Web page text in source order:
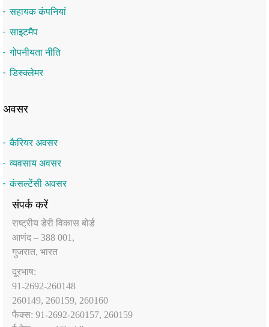
सहायक कंपनियां
साइटमैप
गोपनीयता नीति
डिस्क्लेमर
अवसर
कैरियर अवसर
व्यवसाय अवसर
कंसल्टेंसी अवसर
संपर्क करें
राष्‍ट्रीय डेरी विकास बोर्ड
आणंद – 388 001,
गुजरात, भारत
दूरभाष:
91-2692-260148
260149, 260159, 260160
फैक्‍स: 91-2692-260157, 260159